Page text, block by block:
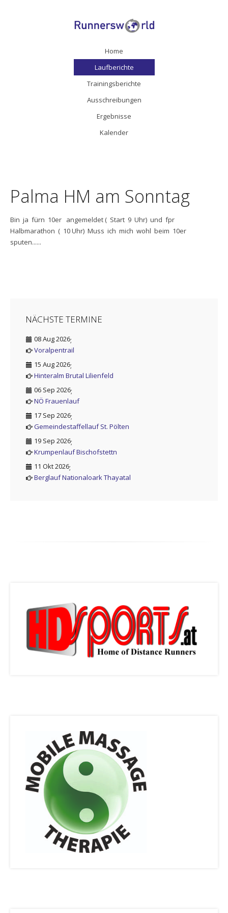
Home
Laufberichte
Trainingsberichte
Ausschreibungen
Ergebnisse
Kalender
Palma HM am Sonntag
Bin ja fürn 10er angemeldet ( Start 9 Uhr) und fpr
Halbmarathon ( 10 Uhr) Muss ich mich wohl beim 10er
sputen......
NÄCHSTE TERMINE
08 Aug 2026;
Voralpentrail
15 Aug 2026;
Hinteralm Brutal Lilienfeld
06 Sep 2026;
NÖ Frauenlauf
17 Sep 2026;
Gemeindestaffellauf St. Pölten
19 Sep 2026;
Krumpenlauf Bischofstettn
11 Okt 2026;
Berglauf Nationaloark Thayatal